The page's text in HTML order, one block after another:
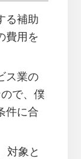
る補助
費用を
ス業の
で、僕
件に合
対象と